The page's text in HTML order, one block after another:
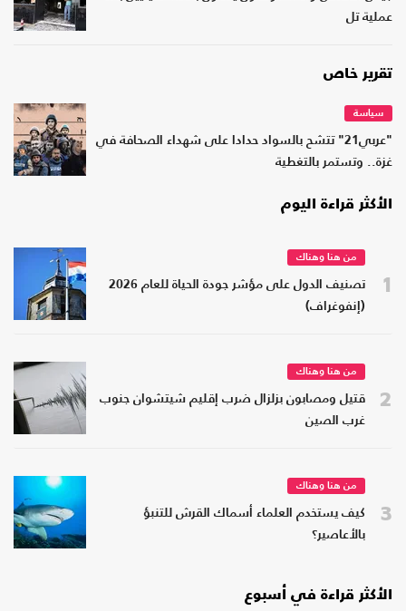
عملية تل
تقرير خاص
سياسة
"عربي21" تتشح بالسواد حدادا على شهداء الصحافة في
غزة.. وتستمر بالتغطية
الأكثر قراءة اليوم
1
من هنا وهناك
تصنيف الدول على مؤشر جودة الحياة للعام 2026
(إنفوغراف)
2
من هنا وهناك
قتيل ومصابون بزلزال ضرب إقليم شيتشوان جنوب
غرب الصين
3
من هنا وهناك
كيف يستخدم العلماء أسماك القرش للتنبؤ
بالأعاصير؟
الأكثر قراءة في أسبوع